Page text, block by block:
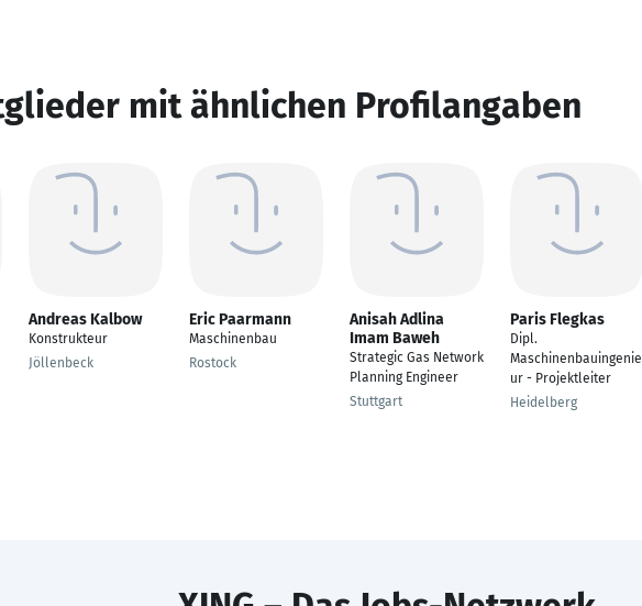
mit ähnlichen Profilangaben
Andreas Kalbow
Konstrukteur
Jöllenbeck
Eric Paarmann
Maschinenbau
Rostock
Anisah Adlina
Imam Baweh
Strategic Gas Network
Planning Engineer
Stuttgart
Paris Flegkas
Dipl.
Maschinenbauingenie
ur - Projektleiter
Heidelberg